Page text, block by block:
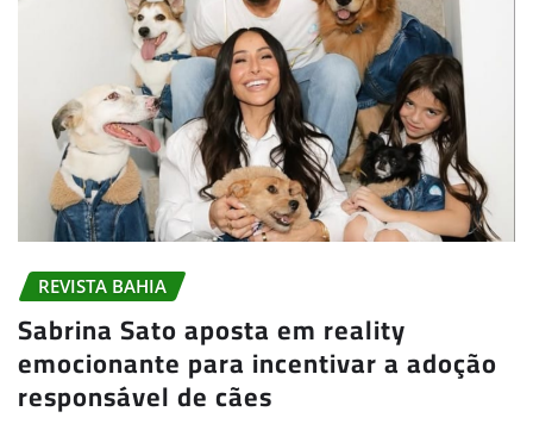
REVISTA BAHIA
Sabrina Sato aposta em reality
emocionante para incentivar a adoção
responsável de cães